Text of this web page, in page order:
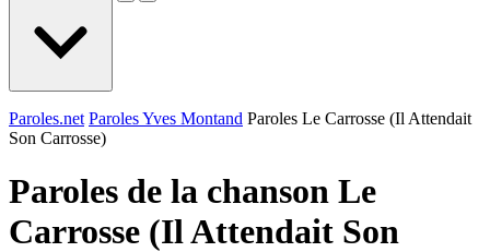
Paroles.net Paroles Yves Montand Paroles Le Carrosse (Il Attendait
Son Carrosse)
Paroles de la chanson Le
Carrosse (Il Attendait Son